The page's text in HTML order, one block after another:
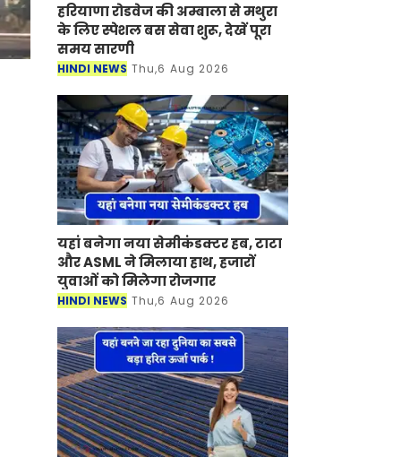
हरियाणा रोडवेज की अम्बाला से मथुरा
के लिए स्पेशल बस सेवा शुरू, देखें पूरा
समय सारणी
HINDI NEWS Thu,6 Aug 2026
यहां बनेगा नया सेमीकंडक्टर हब, टाटा
और ASML ने मिलाया हाथ, हजारों
युवाओं को मिलेगा रोजगार
HINDI NEWS Thu,6 Aug 2026